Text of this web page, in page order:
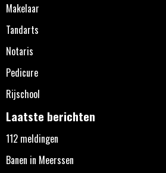
Makelaar
Tandarts
Notaris
Pedicure
Rijschool
Laatste berichten
112 meldingen
Banen in Meerssen